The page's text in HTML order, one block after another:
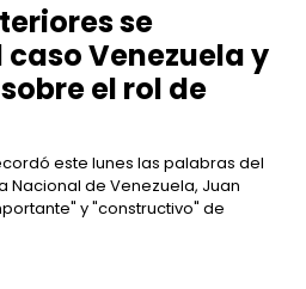
se
Venezuela y
el rol de
este lunes las palabras del
Nacional de Venezuela, Juan
y "constructivo" de